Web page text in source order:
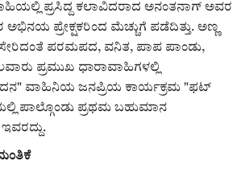
ಪ್ರಸಿದ್ದ ಕಲಾವಿದರಾದ ಅನಂತನಾಗ್ ಅವರ
ಪ್ರೇಕ್ಷಕರಿಂದ ಮೆಚ್ಚುಗೆ ಪಡೆದಿತ್ತು. ಅಣ್ಣ
ಪರಮಪದ, ವನಿತ, ಪಾಪ ಪಾಂಡು,
ಪ್ರಮುಖ ಧಾರಾವಾಹಿಗಳಲ್ಲಿ
ವಾಹಿನಿಯ ಜನಪ್ರಿಯ ಕಾರ್ಯಕ್ರಮ "ಫಟ್
ಪಾಲ್ಗೊಂಡು ಪ್ರಥಮ ಬಹುಮಾನ
ಇವರದ್ದು.